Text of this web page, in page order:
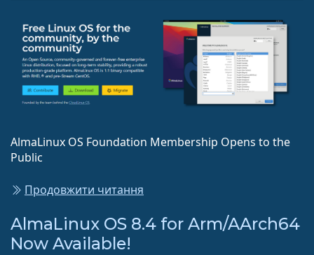
AlmaLinux OS Foundation Membership Opens to the
Public
Продовжити читання
AlmaLinux OS 8.4 for Arm/AArch64
Now Available!